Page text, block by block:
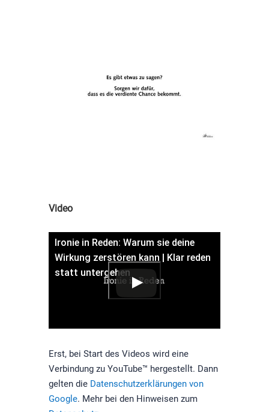
Video
Ironie in Reden: Warum sie deine
Wirkung zerstören kann | Klar reden
statt untergehen
Erst, bei Start des Videos wird eine
Verbindung zu YouTube™ hergestellt. Dann
gelten die Datenschutzerklärungen von
Google. Mehr bei den Hinweisen zum